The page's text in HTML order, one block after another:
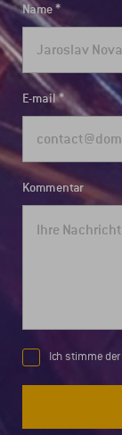
Name
E-mail
Kommentar
Ich stimme der